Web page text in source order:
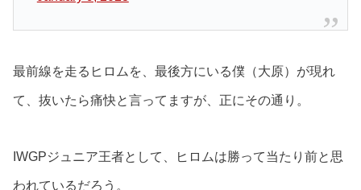
最前線を走るヒロムを、最後方にいる僕（大原）が現れ
て、抜いたら痛快と言ってますが、正にその通り。
IWGPジュニア王者として、ヒロムは勝って当たり前と思
われているだろう。